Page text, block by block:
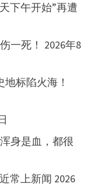
下午开始”再遭
一死！ 2026年8
标陷火海！
身是血，都很
常上新闻 2026